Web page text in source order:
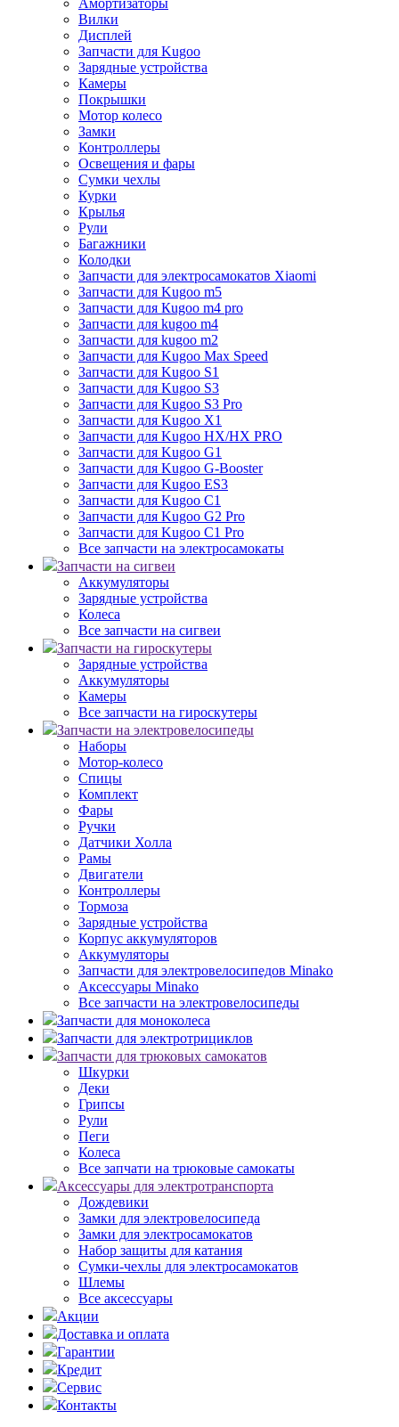
Амортизаторы
Вилки
Дисплей
Запчасти для Kugoo
Зарядные устройства
Камеры
Покрышки
Мотор колесо
Замки
Контроллеры
Освещения и фары
Сумки чехлы
Курки
Крылья
Рули
Багажники
Колодки
Запчасти для электросамокатов Xiaomi
Запчасти для Kugoo m5
Запчасти для Кugoo m4 pro
Запчасти для kugoo m4
Запчасти для kugoo m2
Запчасти для Kugoo Max Speed
Запчасти для Kugoo S1
Запчасти для Kugoo S3
Запчасти для Kugoo S3 Pro
Запчасти для Kugoo X1
Запчасти для Kugoo HX/HX PRO
Запчасти для Kugoo G1
Запчасти для Kugoo G-Booster
Запчасти для Kugoo ES3
Запчасти для Kugoo C1
Запчасти для Kugoo G2 Pro
Запчасти для Kugoo C1 Pro
Все запчасти на электросамокаты
Запчасти на сигвеи
Аккумуляторы
Зарядные устройства
Колеса
Все запчасти на сигвеи
Запчасти на гироскутеры
Зарядные устройства
Аккумуляторы
Камеры
Все запчасти на гироскутеры
Запчасти на электровелосипеды
Наборы
Мотор-колесо
Спицы
Комплект
Фары
Ручки
Датчики Холла
Рамы
Двигатели
Контроллеры
Тормоза
Зарядные устройства
Корпус аккумуляторов
Аккумуляторы
Запчасти для электровелосипедов Minako
Аксессуары Minako
Все запчасти на электровелосипеды
Запчасти для моноколеса
Запчасти для электротрициклов
Запчасти для трюковых самокатов
Шкурки
Деки
Грипсы
Рули
Пеги
Колеса
Все запчати на трюковые самокаты
Аксессуары для электротранспорта
Дождевики
Замки для электровелосипеда
Замки для электросамокатов
Набор защиты для катания
Сумки-чехлы для электросамокатов
Шлемы
Все аксессуары
Акции
Доставка и оплата
Гарантии
Кредит
Сервис
Контакты